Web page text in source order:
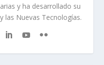
y ha desarrollado su
las Nuevas Tecnologías.